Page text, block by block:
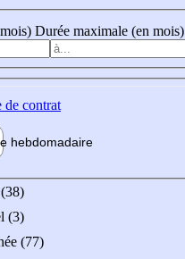
Durée maximale (en mois)
contrat
hebdomadaire
(3)
(77)